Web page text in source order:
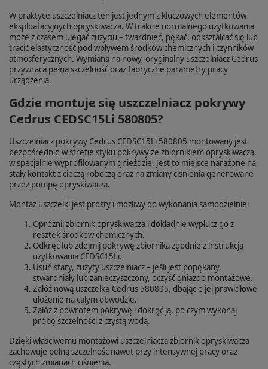
W praktyce uszczelniacz ten jest jednym z kluczowych elementów
eksploatacyjnych opryskiwacza. W trakcie normalnego użytkowania
może z czasem ulegać zużyciu – twardnieć, pękać, odkształcać się lub
tracić elastyczność pod wpływem środków chemicznych i czynników
atmosferycznych. Wymiana na nowy, oryginalny uszczelniacz Cedrus
przywraca pełną szczelność oraz fabryczne parametry pracy
urządzenia.
Gdzie montuje się uszczelniacz pokrywy
Cedrus CEDSC15Li 580805?
Uszczelniacz pokrywy Cedrus CEDSC15Li 580805 montowany jest
bezpośrednio w strefie styku pokrywy ze zbiornikiem opryskiwacza,
w specjalnie wyprofilowanym gnieździe. Jest to miejsce narażone na
stały kontakt z cieczą roboczą oraz na zmiany ciśnienia generowane
przez pompę opryskiwacza.
Montaż uszczelki jest prosty i możliwy do wykonania samodzielnie:
Opróżnij zbiornik opryskiwacza i dokładnie wypłucz go z
resztek środków chemicznych.
Odkręć lub zdejmij pokrywę zbiornika zgodnie z instrukcją
użytkowania CEDSC15Li.
Usuń stary, zużyty uszczelniacz – jeśli jest popękany,
stwardniały lub zanieczyszczony, oczyść gniazdo montażowe.
Załóż nową uszczelkę Cedrus 580805, dbając o jej prawidłowe
ułożenie na całym obwodzie.
Załóż z powrotem pokrywę i dokręć ją, po czym wykonaj
próbę szczelności z czystą wodą.
Dzięki właściwemu montażowi uszczelniacza zbiornik opryskiwacza
zachowuje pełną szczelność nawet przy intensywnej pracy oraz
częstych zmianach ciśnienia.